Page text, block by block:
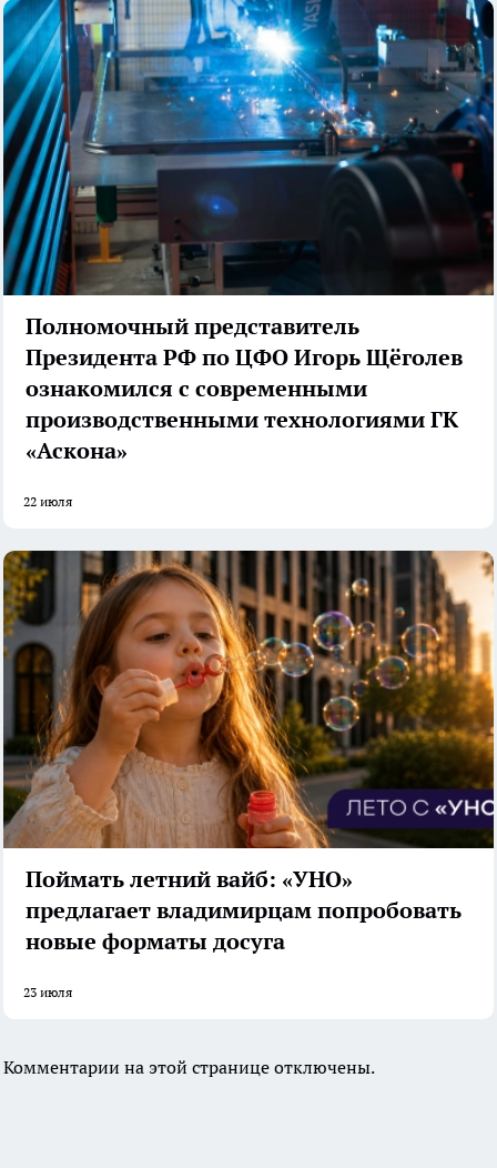
Полномочный представитель
Президента РФ по ЦФО Игорь Щёголев
ознакомился с современными
производственными технологиями ГК
«Аскона»
22 июля
Поймать летний вайб: «УНО»
предлагает владимирцам попробовать
новые форматы досуга
23 июля
Комментарии на этой странице отключены.